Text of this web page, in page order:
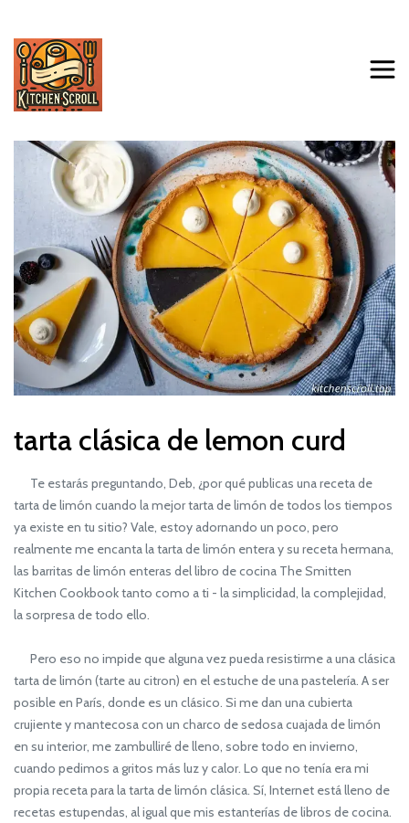
tarta clásica de lemon curd
Te estarás preguntando, Deb, ¿por qué publicas una receta de
tarta de limón cuando la mejor tarta de limón de todos los tiempos
ya existe en tu sitio? Vale, estoy adornando un poco, pero
realmente me encanta la tarta de limón entera y su receta hermana,
las barritas de limón enteras del libro de cocina The Smitten
Kitchen Cookbook tanto como a ti - la simplicidad, la complejidad,
la sorpresa de todo ello.
Pero eso no impide que alguna vez pueda resistirme a una clásica
tarta de limón (tarte au citron) en el estuche de una pastelería. A ser
posible en París, donde es un clásico. Si me dan una cubierta
crujiente y mantecosa con un charco de sedosa cuajada de limón
en su interior, me zambulliré de lleno, sobre todo en invierno,
cuando pedimos a gritos más luz y calor. Lo que no tenía era mi
propia receta para la tarta de limón clásica. Sí, Internet está lleno de
recetas estupendas, al igual que mis estanterías de libros de cocina.